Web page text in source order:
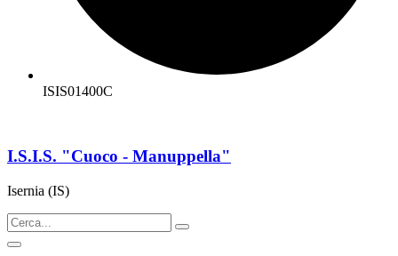
ISIS01400C
I.S.I.S. "Cuoco - Manuppella"
Isernia (IS)